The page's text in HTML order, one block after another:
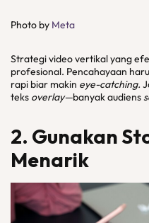
Photo by Meta
Strategi video vertikal yang
profesional. Pencahayaan
rapi biar makin eye-catching.
teks overlay—banyak audiens
2. Gunakan
Menarik